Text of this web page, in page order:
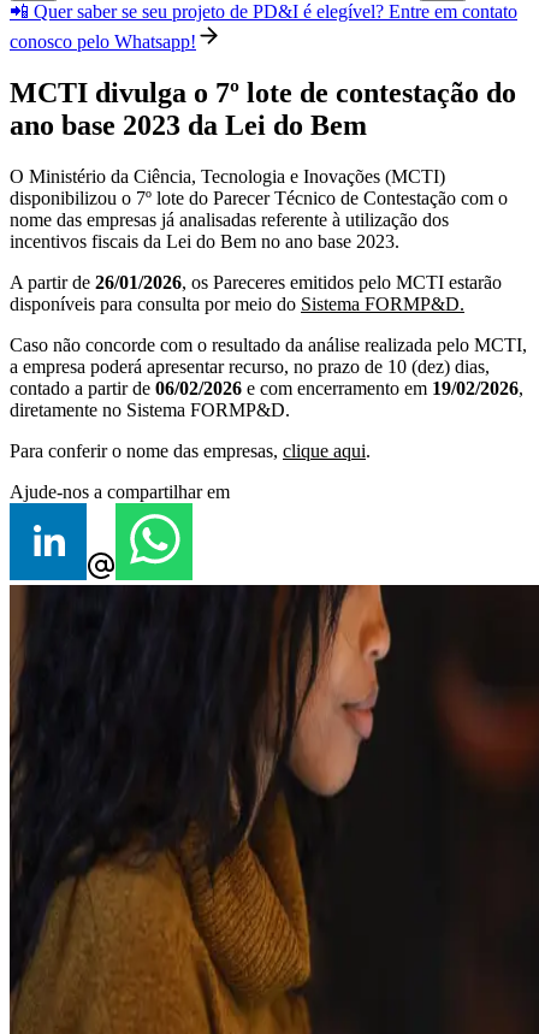
📲 Quer saber se seu projeto de PD&I é elegível? Entre em contato
conosco pelo Whatsapp!
MCTI divulga o 7º lote de contestação do
ano base 2023 da Lei do Bem
O Ministério da Ciência, Tecnologia e Inovações (MCTI)
disponibilizou o 7º lote do Parecer Técnico de Contestação com o
nome das empresas já analisadas referente à utilização dos
incentivos fiscais da Lei do Bem no ano base 2023.
A partir de 26/01/2026, os Pareceres emitidos pelo MCTI estarão
disponíveis para consulta por meio do Sistema FORMP&D.
Caso não concorde com o resultado da análise realizada pelo MCTI,
a empresa poderá apresentar recurso, no prazo de 10 (dez) dias,
contado a partir de 06/02/2026 e com encerramento em 19/02/2026,
diretamente no Sistema FORMP&D.
Para conferir o nome das empresas, clique aqui.
Ajude-nos a compartilhar em